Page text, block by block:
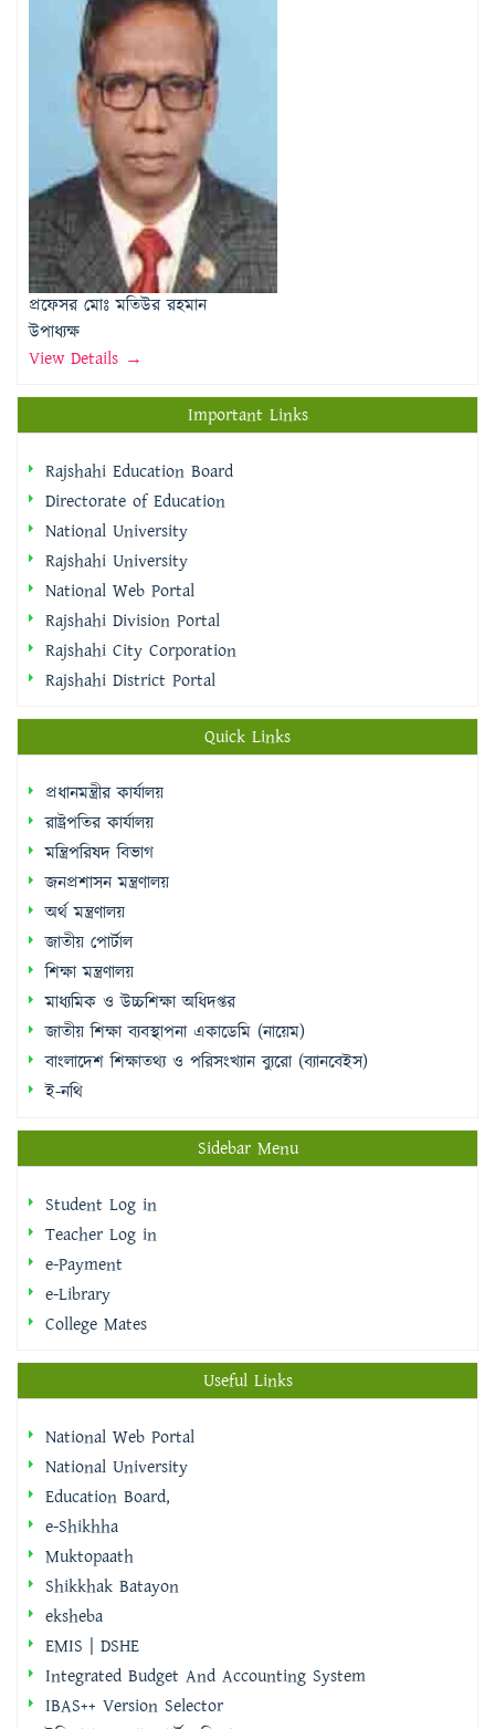
প্রফেসর মোঃ মতিউর রহমান
উপাধ্যক্ষ
View Details →
Rajshahi Education Board
Directorate of Education
Rajshahi University
National Web Portal
Rajshahi Division Portal
Rajshahi City Corporation
Rajshahi District Portal
Quick Links
প্রধানমন্ত্রীর কার্যালয়
জনপ্রশাসন মন্ত্রণালয়
অর্থ মন্ত্রণালয়
জাতীয় পোর্টাল
শিক্ষা মন্ত্রণালয়
মাধ্যমিক ও উচ্চশিক্ষা অধিদপ্তর
জাতীয় শিক্ষা ব্যবস্থাপনা একাডেমি (নায়েম)
বাংলাদেশ শিক্ষাতথ্য ও পরিসংখ্যান ব্যুরো (ব্যানবেইস)
ই-নথি
Sidebar Menu
Student Log in
e-Library
College Mates
National Web Portal
e-Shikhha
Muktopaath
Shikkhak Batayon
eksheba
EMIS | DSHE
Integrated Budget And Accounting System
IBAS++ Version Selector
ইমিগ্রেশন ও পাসপোর্ট অধিদপ্তর
বাংলাদেশ ফরম